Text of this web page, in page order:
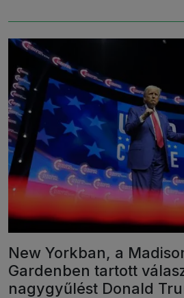
New Yorkban, a
Gardenben tartott
nagygyűlést Donald